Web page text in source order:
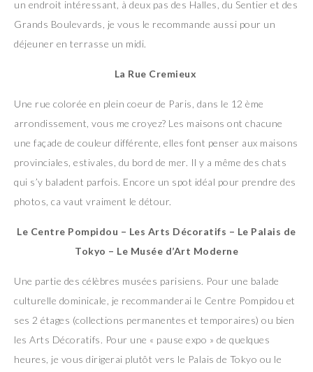
un endroit intéressant, à deux pas des Halles, du Sentier et des
Grands Boulevards, je vous le recommande aussi pour un
déjeuner en terrasse un midi.
La Rue Cremieux
Une rue colorée en plein coeur de Paris, dans le 12 ème
arrondissement, vous me croyez? Les maisons ont chacune
une façade de couleur différente, elles font penser aux maisons
provinciales, estivales, du bord de mer. Il y a même des chats
qui s’y baladent parfois. Encore un spot idéal pour prendre des
photos, ca vaut vraiment le détour.
Le Centre Pompidou – Les Arts Décoratifs – Le Palais de
Tokyo – Le Musée d’Art Moderne
Une partie des célèbres musées parisiens. Pour une balade
culturelle dominicale, je recommanderai le Centre Pompidou et
ses 2 étages (collections permanentes et temporaires) ou bien
les Arts Décoratifs. Pour une « pause expo » de quelques
heures, je vous dirigerai plutôt vers le Palais de Tokyo ou le